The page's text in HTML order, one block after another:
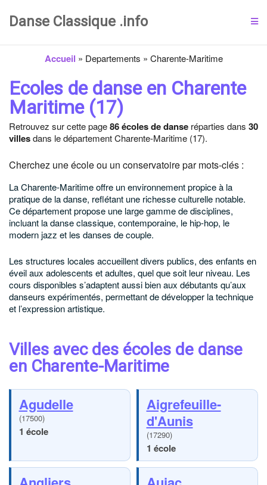
Danse Classique .info
Accueil » Departements » Charente-Maritime
Ecoles de danse en Charente
Maritime (17)
Retrouvez sur cette page86 écoles de danse réparties dans 30
villesdans le département Charente-Maritime (17).
Cherchez une école ou un conservatoire par mots-clés :
La Charente-Maritime offre un environnement propice à la
pratique de la danse, reflétant une richesse culturelle notable.
Ce département propose une large gamme de disciplines,
incluant la danse classique, contemporaine, le hip-hop, le
modern jazz et les danses de couple.
Les structures locales accueillent divers publics, des enfants en
éveil aux adolescents et adultes, quel que soit leur niveau. Les
cours disponibles s’adaptent aussi bien aux débutants qu’aux
danseurs expérimentés, permettant de développer la technique
et l’expression artistique.
Villes avec des écoles de danse
en Charente-Maritime
Agudelle
(17500)
1 école
Aigrefeuille-
d'Aunis
(17290)
1 école